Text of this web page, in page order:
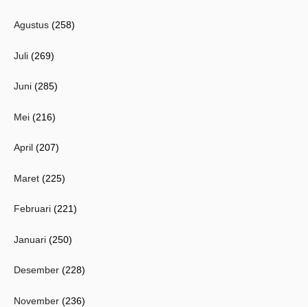
Agustus (258)
Juli (269)
Juni (285)
Mei (216)
April (207)
Maret (225)
Februari (221)
Januari (250)
Desember (228)
November (236)